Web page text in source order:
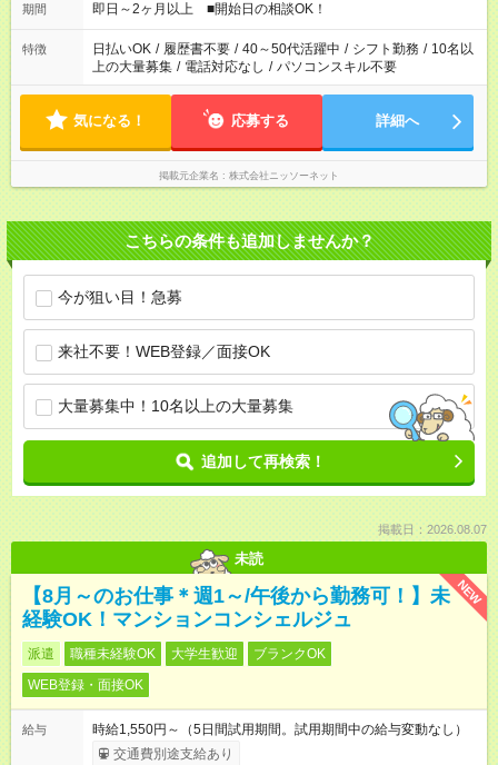
期間 即日～2ヶ月以上 ■開始日の相談OK！
特徴 日払いOK / 履歴書不要 / 40～50代活躍中 / シフト勤務 / 10名以
上の大量募集 / 電話対応なし / パソコンスキル不要
気になる！ 応募する 詳細へ
掲載元企業名 株式会社ニッソーネット
こちらの条件も追加しませんか？
今が狙い目！急募
来社不要！WEB登録／面接OK
大量募集中！10名以上の大量募集
追加して再検索！
掲載日：2026.08.07
未読
NEW
【8月～のお仕事＊週1～/午後から勤務可！】未
経験OK！マンションコンシェルジュ
派遣 職種未経験OK 大学生歓迎
ブランクOK
WEB登録・面接OK
給与
時給1,550円～（5日間試用期間。試用期間中の給与変動なし）
交通費別途支給あり